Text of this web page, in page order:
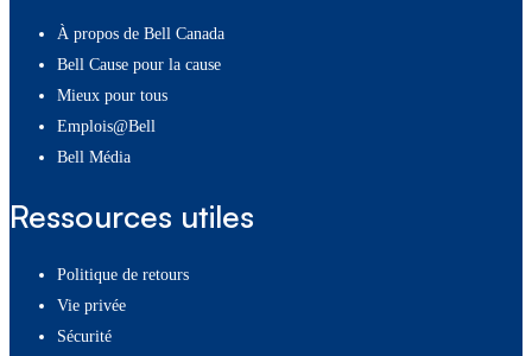
À propos de Bell Canada
Bell Cause pour la cause
Mieux pour tous
Emplois@Bell
Bell Média
Ressources utiles
Politique de retours
Vie privée
Sécurité